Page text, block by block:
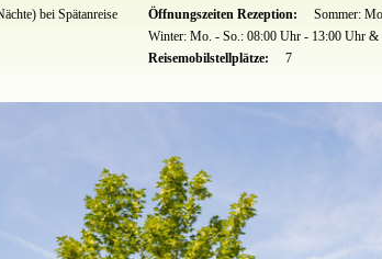
bei Spätanreise Öffnungszeiten Rezeption:
Sommer:
Winter: Mo. - So.: 08:00 Uhr - 13:00 Uhr
Reisemobilstellplätze:
7